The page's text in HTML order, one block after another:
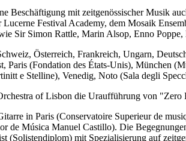
Beschäftigung mit zeitgenössischer Musik
Festival Academy, dem Mosaik
Sir Simon Rattle, Marin Alsop, Enno Poppe,
Österreich, Frankreich, Ungarn,
Paris (Fondation des États-Unis), München
e Stelline), Venedig, Noto (Sala degli
of Lisbon die Uraufführung von
in Paris (Conservatoire Superieur de
de Música Manuel Castillo). Die
(Solistendiplom) mit Spezialisierung auf